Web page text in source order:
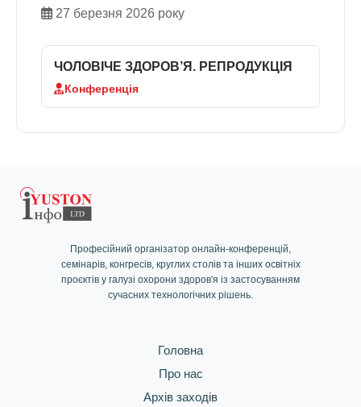
27 березня 2026 року
Увійти / Реєстрація
ЧОЛОВІЧЕ ЗДОРОВ’Я. РЕПРОДУКЦІЯ
Конференція
Професійний організатор онлайн-конференцій,
семінарів, конгресів, круглих столів та інших освітніх
проєктів у галузі охорони здоров'я із застосуванням
сучасних технологічних рішень.
Головна
Про нас
Архів заходів